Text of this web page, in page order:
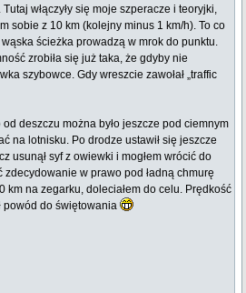
włączyły się moje szperacze i teoryjki,
sobie z 10 km (kolejny minus 1 km/h). To co
ścieżka prowadzą w mrok do punktu.
zrobiła się już taka, że gdyby nie
szybowce. Gdy wreszcie zawołał „traffic
deszczu można było jeszcze pod ciemnym
na lotnisku. Po drodze ustawił się jeszcze
usunął syf z owiewki i mogłem wrócić do
zdecydowanie w prawo pod ładną chmurę
na zegarku, doleciałem do celu. Prędkość
powód do świętowania